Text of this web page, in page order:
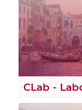
CLab -